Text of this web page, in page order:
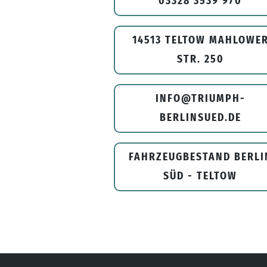
14513 TELTOW
STR. 250
INFO@TRIUMPH-
BERLINSUED.DE
FAHRZEUGBESTAND
SÜD - TELTOW